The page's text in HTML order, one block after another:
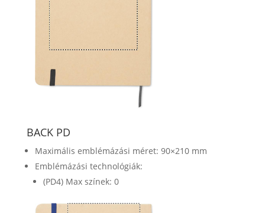
BACK PD
Maximális emblémázási méret: 90×210 mm
Emblémázási technológiák:
(PD4) Max színek: 0